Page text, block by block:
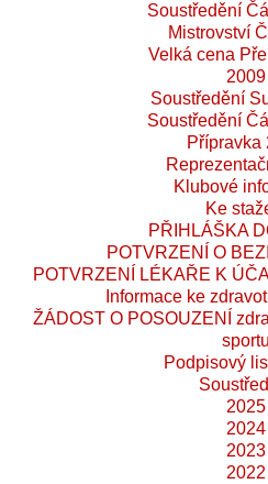
Soustředění
Mistrovství
Velká cena
2009
Soustředění
Soustředění
Přípravka
Klubové
Ke
PŘIHLÁŠKA
POTVRZENÍ O
POTVRZENÍ LÉKAŘE K
Informace ke
ŽÁDOST O POSOUZENÍ
sportu
Podpisový
2025
2024
2023
2022